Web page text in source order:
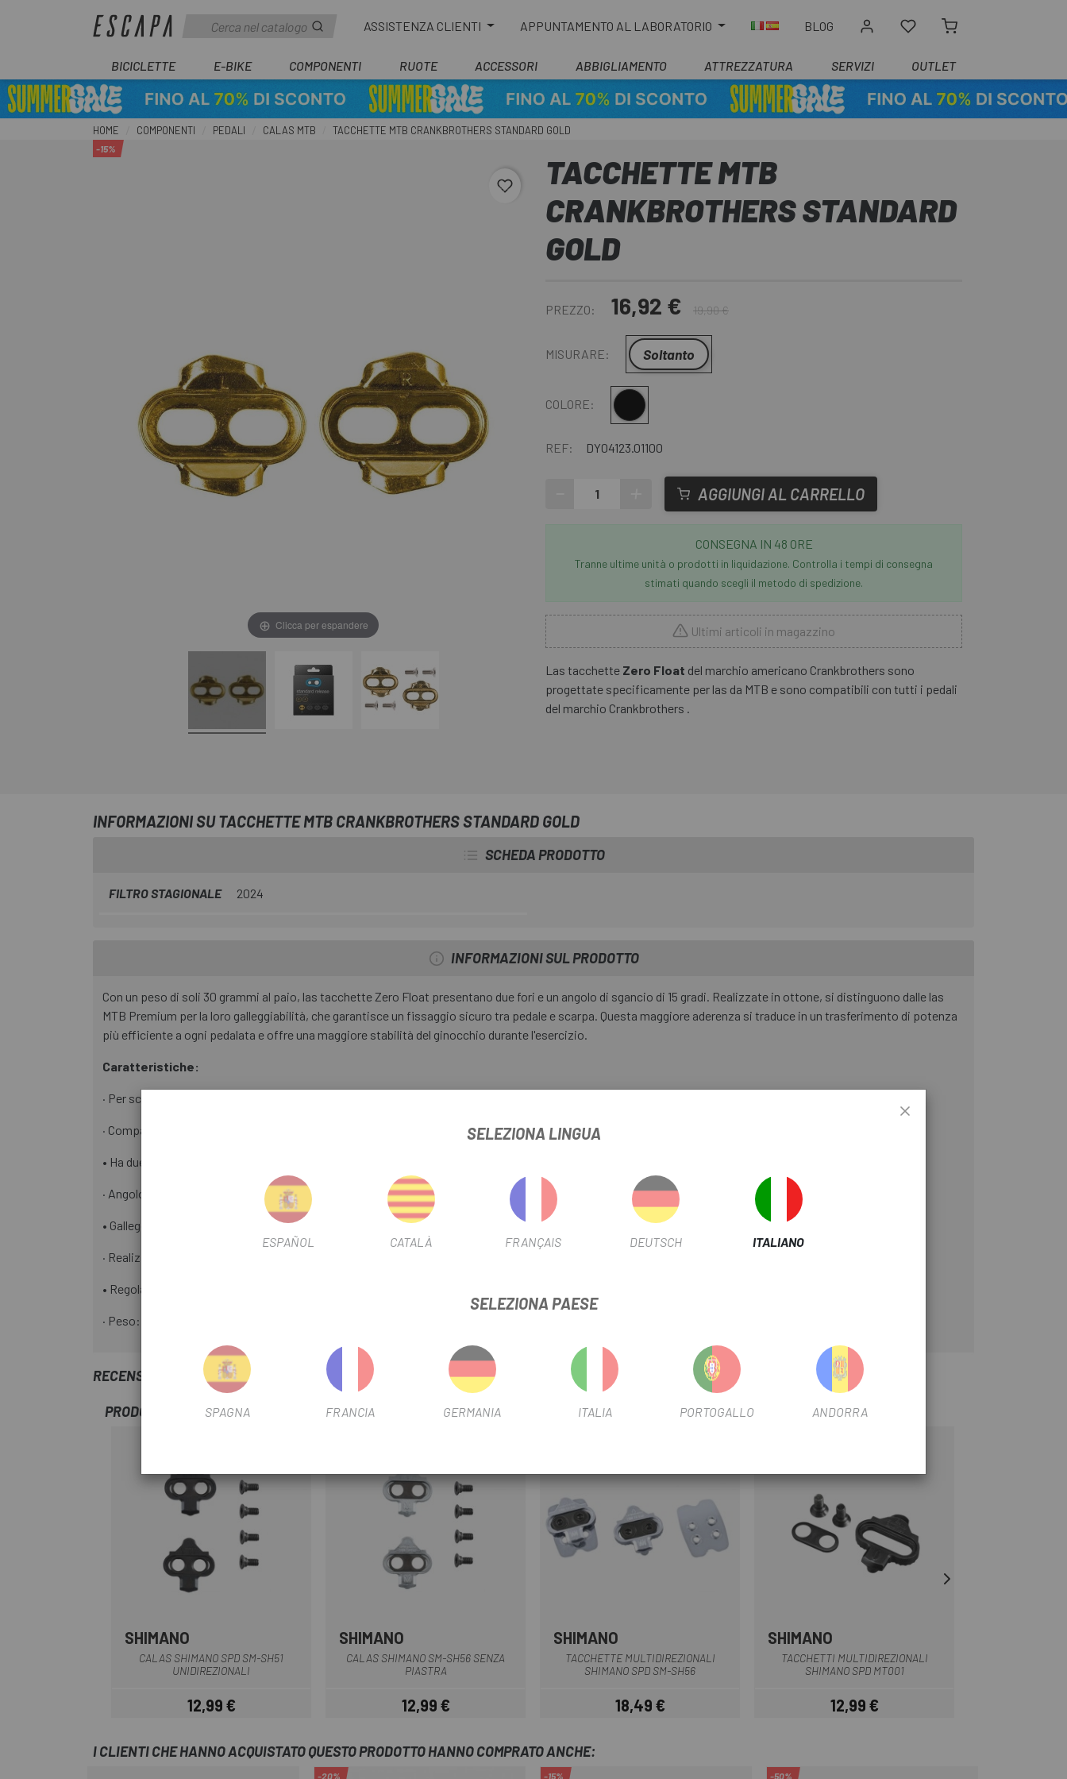
ASSISTENZA CLIENTI APPUNTAMENTO AL LABORATORIO BLOG
BICICLETTE E-BIKE COMPONENTI RUOTE ACCESSORI ABBIGLIAMENTO ATTREZZATURA SERVIZI OUTLET
HOME COMPONENTI PEDALI CALAS MTB TACCHETTE MTB CRANKBROTHERS STANDARD GOLD
favorite_border
-15%
Clicca per espandere
TACCHETTE MTB
CRANKBROTHERS STANDARD
GOLD
PREZZO: 16,92 € 19,90 €
MISURARE: Soltanto
COLORE: Multiplo
REF: DY04123.01100
AGGIUNGI AL CARRELLO
CONSEGNA IN 48 ORE
Tranne ultime unità o prodotti in liquidazione. Controlla i tempi di consegna
stimati quando scegli il metodo di spedizione.
Ultimi articoli in magazzino
Las tacchette Zero Float del marchio americano Crankbrothers sono
progettate specificamente per las da MTB e sono compatibili con tutti i pedali
del marchio Crankbrothers .
INFORMAZIONI SU TACCHETTE MTB CRANKBROTHERS STANDARD GOLD
SCHEDA PRODOTTO
FILTRO STAGIONALE 2024
INFORMAZIONI SUL PRODOTTO
Con un peso di soli 30 grammi al paio, las tacchette Zero Float presentano due fori e un angolo di sgancio di 15 gradi. Realizzate in ottone, si distinguono dalle las
MTB Premium per la loro galleggiabilità, che garantisce un fissaggio sicuro tra pedale e scarpa. Questa maggiore aderenza si traduce in un trasferimento di potenza
più efficiente a ogni pedalata e offre una maggiore stabilità del ginocchio durante l'esercizio.
Caratteristiche:
· Per scarpe da MTB.
· Compatibile con tutti i pedali del marchio Crankbrothers .
• Ha due fori.
· Angolo di rilascio di 15 gradi per un posizionamento più semplice.
• Galleggiabilità: 6º, che garantisce una presa perfetta tra pedale e scarpa.
· Realizzato in ottone.
• Regolazione: 2,2 mm a sinistra/destra.
· Peso: 30 grammi al paio.
RECENSIONI TRUSTED SHOPS
PRODOTTI SIMILI
SHIMANO
CALAS SHIMANO SPD SM-SH51
UNIDIREZIONALI
Prezzo
12,99 €
SHIMANO
CALAS SHIMANO SM-SH56 SENZA
PIASTRA
Prezzo
12,99 €
SHIMANO
TACCHETTE MULTIDIREZIONALI
SHIMANO SPD SM-SH56
Prezzo
18,49 €
SHIMANO
TACCHETTI MULTIDIREZIONALI
SHIMANO SPD MT001
Prezzo
12,99 €
I CLIENTI CHE HANNO ACQUISTATO QUESTO PRODOTTO HANNO COMPRATO ANCHE:
-20% -15% -50%
SELEZIONA LINGUA
ESPAÑOL CATALÀ FRANÇAIS DEUTSCH ITALIANO
SELEZIONA PAESE
SPAGNA FRANCIA GERMANIA ITALIA PORTOGALLO ANDORRA